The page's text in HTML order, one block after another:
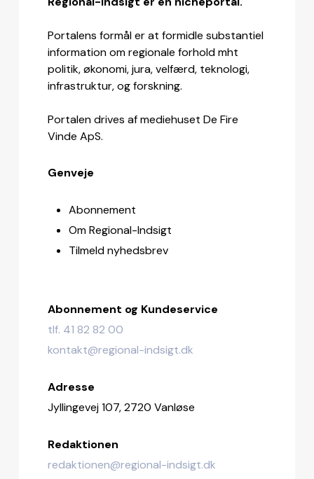
Portalens formål er at formidle substantiel
information om regionale forhold mht
politik, økonomi, jura, velfærd, teknologi,
infrastruktur, og forskning.
Portalen drives af mediehuset De Fire
Vinde ApS.
Genveje
Abonnement
Om Regional-Indsigt
Tilmeld nyhedsbrev
Abonnement og Kundeservice
tlf. 41 82 82 00
kontakt@regional-indsigt.dk
Adresse
Jyllingevej 107, 2720 Vanløse
Redaktionen
redaktionen@regional-indsigt.dk